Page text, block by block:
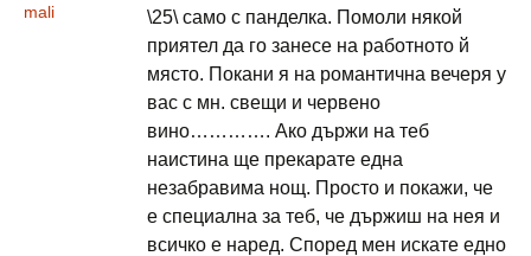
mali
\25\ само с панделка. Помоли някой
приятел да го занесе на работното й
място. Покани я на романтична вечеря у
вас с мн. свещи и червено
вино…………. Ако държи на теб
наистина ще прекарате една
незабравима нощ. Просто и покажи, че
е специална за теб, че държиш на нея и
всичко е наред. Според мен искате едно